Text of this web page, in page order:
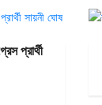
প্রার্থী